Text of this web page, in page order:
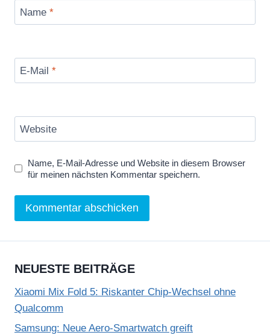
Name *
E-Mail *
Website
Name, E-Mail-Adresse und Website in diesem Browser
für meinen nächsten Kommentar speichern.
NEUESTE BEITRÄGE
Xiaomi Mix Fold 5: Riskanter Chip-Wechsel ohne
Qualcomm
Samsung: Neue Aero-Smartwatch greift